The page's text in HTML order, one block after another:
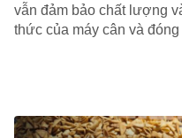
vẫn đảm bảo chất lượng
thức của máy cân và đóng